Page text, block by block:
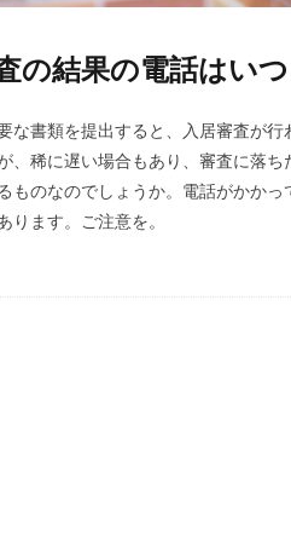
の結果の電話はい
な書類を提出すると、入居審査が
、稀に遅い場合もあり、審査に落
ものなのでしょうか。電話がかか
ります。ご注意を。